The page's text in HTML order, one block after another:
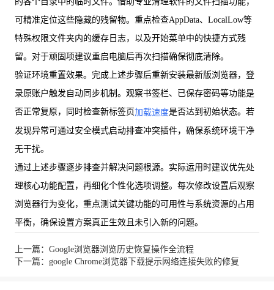
可精准定位这些隐藏的残留物。重点检查AppData、LocalLow等
特殊权限文件夹内的缓存日志，以及开始菜单中的快捷方式残
留。对于顽固项建议重启电脑后再次扫描确保彻底清除。
验证环境重置效果。完成上述步骤后重新安装最新版浏览器，登
录原账户触发自动同步机制。观察书签栏、已保存密码等功能是
否正常复原，同时检查新标签页加载速度是否达到初始状态。若
发现异常可通过安全模式启动排查冲突插件，确保系统环境干净
无干扰。
通过上述步骤逐步排查并解决问题根源。实际运用时建议优先处
理核心功能配置，再细化个性化选项调整。每次修改设置后观察
浏览器行为变化，重点测试关键功能的可用性与系统资源的占用
平衡，确保设置方案真正生效且未引入新的问题。
上一篇：Google浏览器浏览历史恢复操作全流程
下一篇：google Chrome浏览器下载提示网络连接失败的修复